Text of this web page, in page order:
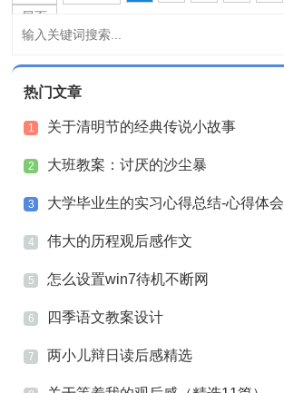
尾页
热门文章
1 关于清明节的经典传说小故事
2 大班教案：讨厌的沙尘暴
3 大学毕业生的实习心得总结-心得体会
4 伟大的历程观后感作文
5 怎么设置win7待机不断网
6 四季语文教案设计
7 两小儿辩日读后感精选